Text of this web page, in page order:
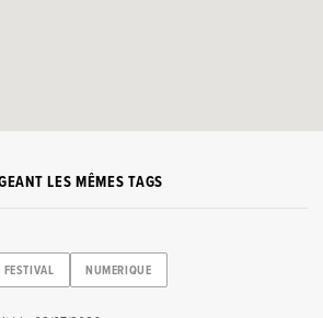
LES MÊMES TAGS
FESTIVAL NUMERIQUE